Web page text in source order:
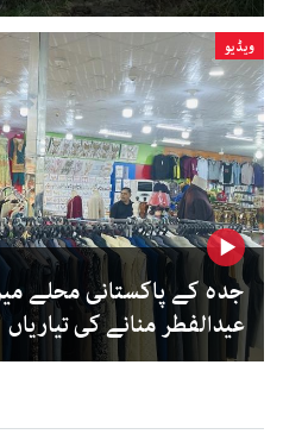
ویڈیو
جدہ کے پاکستانی محلے
عیدالفطر منانے کی تیاریاں